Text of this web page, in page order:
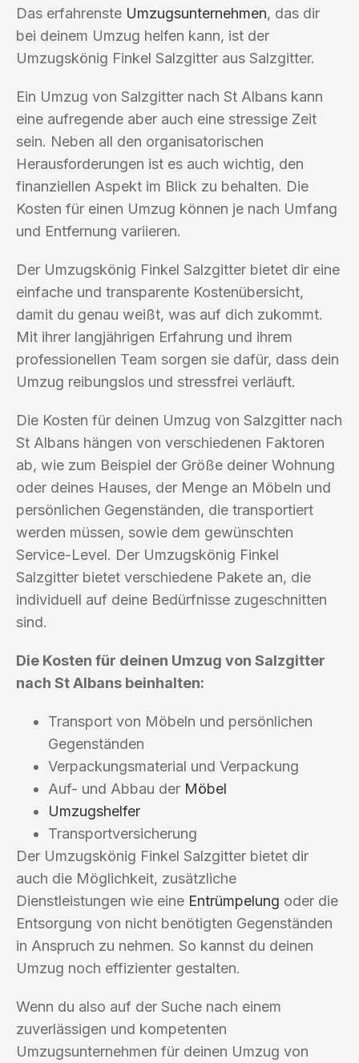
Das erfahrenste Umzugsunternehmen, das dir
bei deinem Umzug helfen kann, ist der
Umzugskönig Finkel Salzgitter aus Salzgitter.
Ein Umzug von Salzgitter nach St Albans kann
eine aufregende aber auch eine stressige Zeit
sein. Neben all den organisatorischen
Herausforderungen ist es auch wichtig, den
finanziellen Aspekt im Blick zu behalten. Die
Kosten für einen Umzug können je nach Umfang
und Entfernung variieren.
Der Umzugskönig Finkel Salzgitter bietet dir eine
einfache und transparente Kostenübersicht,
damit du genau weißt, was auf dich zukommt.
Mit ihrer langjährigen Erfahrung und ihrem
professionellen Team sorgen sie dafür, dass dein
Umzug reibungslos und stressfrei verläuft.
Die Kosten für deinen Umzug von Salzgitter nach
St Albans hängen von verschiedenen Faktoren
ab, wie zum Beispiel der Größe deiner Wohnung
oder deines Hauses, der Menge an Möbeln und
persönlichen Gegenständen, die transportiert
werden müssen, sowie dem gewünschten
Service-Level. Der Umzugskönig Finkel
Salzgitter bietet verschiedene Pakete an, die
individuell auf deine Bedürfnisse zugeschnitten
sind.
Die Kosten für deinen Umzug von Salzgitter
nach St Albans beinhalten:
Transport von Möbeln und persönlichen
Gegenständen
Verpackungsmaterial und Verpackung
Auf- und Abbau der Möbel
Umzugshelfer
Transportversicherung
Der Umzugskönig Finkel Salzgitter bietet dir
auch die Möglichkeit, zusätzliche
Dienstleistungen wie eine Entrümpelung oder die
Entsorgung von nicht benötigten Gegenständen
in Anspruch zu nehmen. So kannst du deinen
Umzug noch effizienter gestalten.
Wenn du also auf der Suche nach einem
zuverlässigen und kompetenten
Umzugsunternehmen für deinen Umzug von